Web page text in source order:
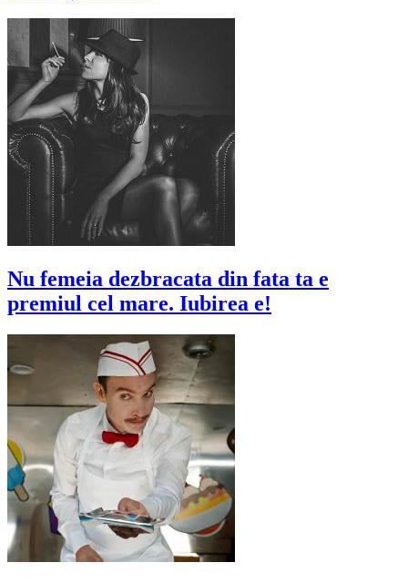
Nu femeia dezbracata din fata ta e
premiul cel mare. Iubirea e!